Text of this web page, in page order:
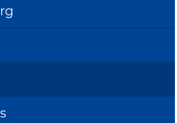
bekanntes